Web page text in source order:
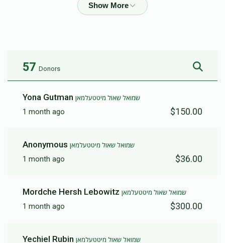
57 Donors
Yona Gutman שמואל שאול מיטטעלמאן
1 month ago
$150.00
Anonymous שמואל שאול מיטטעלמאן
1 month ago
$36.00
Mordche Hersh Lebowitz שמואל שאול מיטטעלמאן
1 month ago
$300.00
Yechiel Rubin שמואל שאול מיטטעלמאן